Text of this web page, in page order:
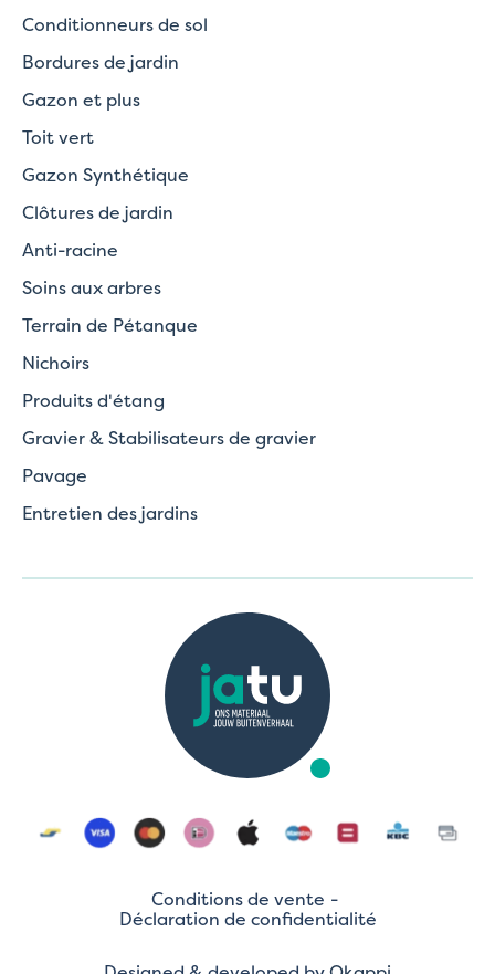
Conditionneurs de sol
Bordures de jardin
Gazon et plus
Toit vert
Gazon Synthétique
Clôtures de jardin
Anti-racine
Soins aux arbres
Terrain de Pétanque
Nichoirs
Produits d'étang
Gravier & Stabilisateurs de gravier
Pavage
Entretien des jardins
Conditions de vente
Déclaration de confidentialité